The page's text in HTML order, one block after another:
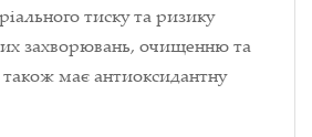
тиску та ризику
захворювань, очищенню та
має антиоксидантну